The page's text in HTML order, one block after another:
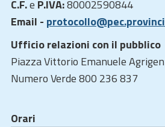
C.F.e P.IVA:80002590844
Email -
Ufficio relazioni con il pubblico
Piazza Vittorio Emanuele
Numero Verde 800 236 837
Orari